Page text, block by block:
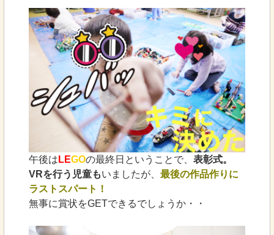
午後は LEGOの最終日ということで、 表彰式。
VRを行う児童もいましたが、 最後の作品作りに
ラストスパート！
無事に賞状をGETできるでしょうか・・